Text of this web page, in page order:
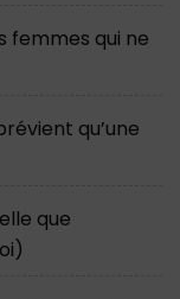
femmes qui ne
qu’une
que